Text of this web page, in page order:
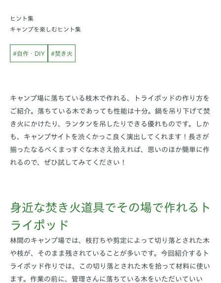
ヒント集
キャンプを楽しむヒント集
#自作・DIY #焚き火
キャンプ場に落ちている枝木で作れる、トライポッドの作り方を
ご紹介。落ちている木であっても性能は十分。鍋を吊り下げて焚
き火にかけたり、ランタンを吊したりできる優れものです。しか
も、キャンプサイトを渋くかっこ良く演出してくれます！長さが
揃ったなるべくまっすぐな木さえ拾えれば、思いのほか簡単に作
れるので、ぜひ試してみてください！
身近な焚き火道具でその場で作れるト
ライポッド
林間のキャンプ場では、枝打ちや剪定によって切り落とされた木
や枝が、そのまま残されていることが多いです。今回紹介するト
ライポッド作りでは、この切り落とされた木を拾って材料に使い
ます。作業の前に、管理さんに落ちている木をいただいていい